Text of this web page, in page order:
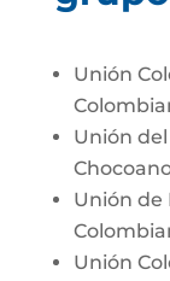
Unión
Unión
Unión de
Unión